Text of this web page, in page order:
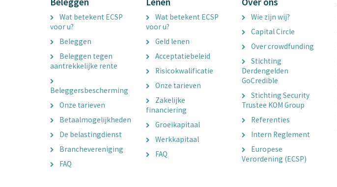
Wat betekent ECSP
voor u?
Beleggen
Beleggen tegen
aantrekkelijke rente
Beleggersbescherming
Onze tarieven
Betaalmogelijkheden
De belastingdienst
Branchevereniging
FAQ
Wat betekent ECSP
voor u?
Geld lenen
Acceptatiebeleid
Risicokwalificatie
Onze tarieven
Zakelijke
financiering
Groeikapitaal
Werkkapitaal
FAQ
Wie zijn wij?
Capital Circle
Over crowdfunding
Stichting
Derdengelden
GoCredible
Stichting Security
Trustee KOM Group
Referenties
Intern Reglement
Europese
Verordening (ECSP)